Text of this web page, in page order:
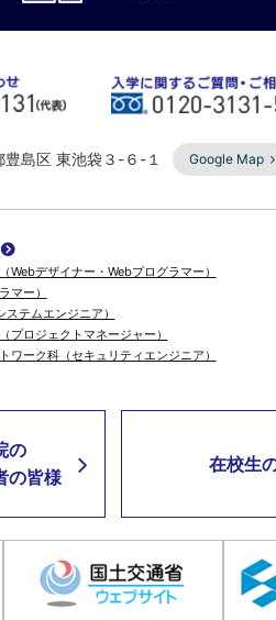
島区 東池袋３-６-１ Google Map
Webデザイナー・Webプログラマー）
マー）
テムエンジニア）
プロジェクトマネージャー）
ワーク科（セキュリティエンジニア）
の
の皆様
在校生